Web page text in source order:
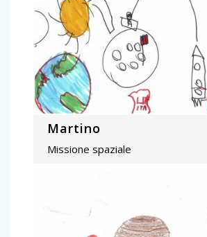
Martino
Missione spaziale